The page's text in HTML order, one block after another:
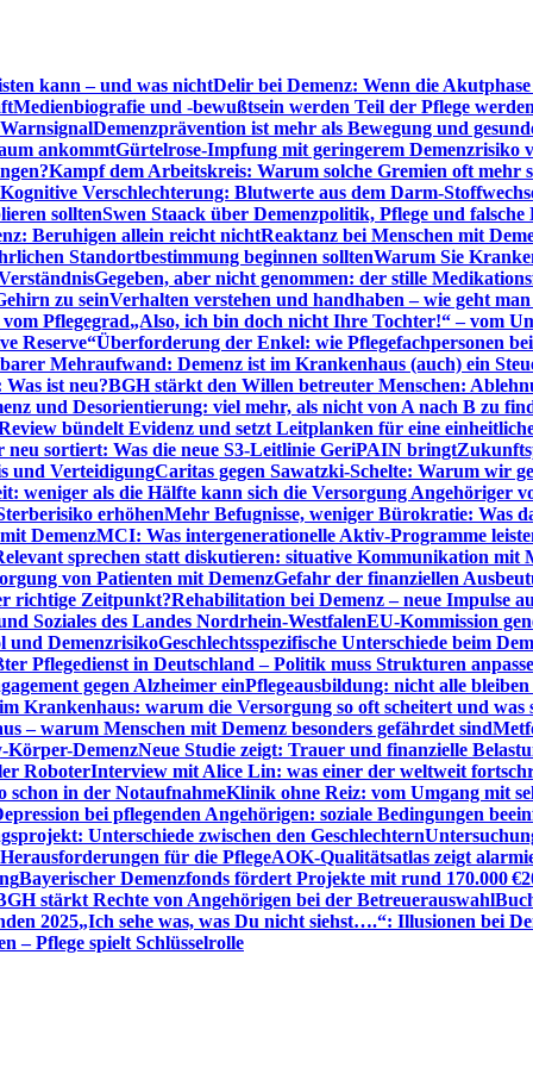
kann – und was nichtDelir bei Demenz: Wenn die
Medienbiografie und -bewußtsein werden Teil der Pflege werden
Demenzprävention ist mehr als Bewegung und
ankommtGürtelrose-Impfung mit geringerem Demenzrisiko
Kampf dem Arbeitskreis: Warum solche Gremien oft mehr
Kognitive Verschlechterung: Blutwerte aus dem Darm-
solltenSwen Staack über Demenzpolitik, Pflege und falsche
Beruhigen allein reicht nichtReaktanz bei Menschen mit
Standortbestimmung beginnen solltenWarum Sie
Gegeben, aber nicht genommen: der stille
zu seinVerhalten verstehen und handhaben – wie geht
Pflegegrad„Also, ich bin doch nicht Ihre Tochter!“ – vom
Reserve“Überforderung der Enkel: wie Pflegefachpersonen
Mehraufwand: Demenz ist im Krankenhaus (auch) ein
ist neu?BGH stärkt den Willen betreuter Menschen:
und Desorientierung: viel mehr, als nicht von A nach B zu
bündelt Evidenz und setzt Leitplanken für eine
neu sortiert: Was die neue S3-Leitlinie GeriPAIN bringt
und VerteidigungCaritas gegen Sawatzki-Schelte: Warum wir
weniger als die Hälfte kann sich die Versorgung Angehöriger
erhöhenMehr Befugnisse, weniger Bürokratie: Was
DemenzMCI: Was intergenerationelle Aktiv-Programme
sprechen statt diskutieren: situative Kommunikation mit
von Patienten mit DemenzGefahr der finanziellen
richtige Zeitpunkt?Rehabilitation bei Demenz – neue Impulse
Soziales des Landes Nordrhein-WestfalenEU-Kommission
und DemenzrisikoGeschlechtsspezifische Unterschiede beim
Pflegedienst in Deutschland – Politik muss Strukturen
gegen Alzheimer einPflegeausbildung: nicht alle bleiben
Krankenhaus: warum die Versorgung so oft scheitert und was
– warum Menschen mit Demenz besonders gefährdet sind
Körper-DemenzNeue Studie zeigt: Trauer und finanzielle
RoboterInterview mit Alice Lin: was einer der weltweit
schon in der NotaufnahmeKlinik ohne Reiz: vom Umgang mit
bei pflegenden Angehörigen: soziale Bedingungen
Unterschiede zwischen den Geschlechtern
für die PflegeAOK-Qualitätsatlas zeigt
Bayerischer Demenzfonds fördert Projekte mit rund 170.000 €
stärkt Rechte von Angehörigen bei der Betreuerauswahl
2025„Ich sehe was, was Du nicht siehst….“: Illusionen bei
– Pflege spielt Schlüsselrolle